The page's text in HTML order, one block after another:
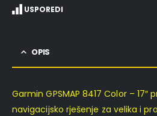
USPOREDI
OPIS
Garmin GPSMAP 8417 Color –
navigacijsko rješenje za velika i